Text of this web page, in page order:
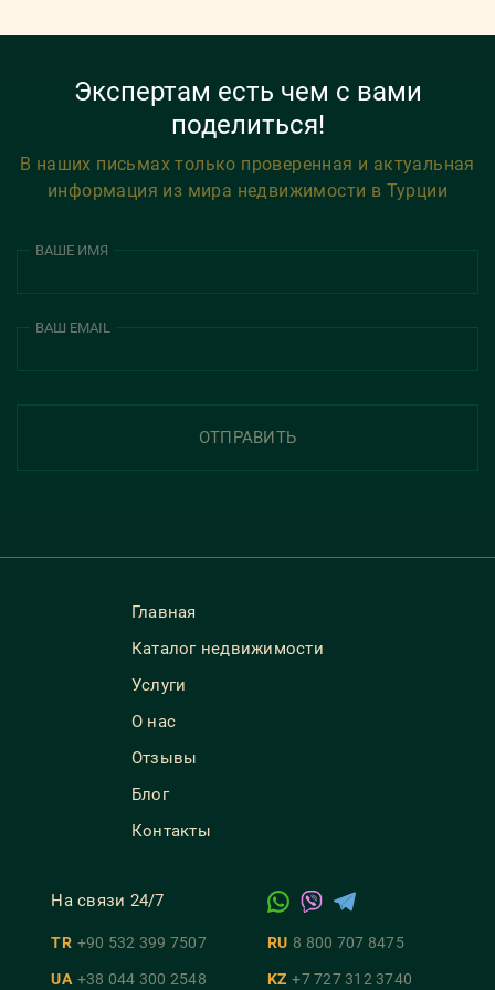
Экспертам есть чем с вами
поделиться!
В наших письмах только проверенная и актуальная
информация из мира недвижимости в Турции
ВАШЕ ИМЯ
ВАШ EMAIL
ОТПРАВИТЬ
Главная
Каталог недвижимости
Услуги
О нас
Отзывы
Блог
Контакты
На связи 24/7
TR +90 532 399 7507 RU 8 800 707 8475
UA +38 044 300 2548 KZ +7 727 312 3740